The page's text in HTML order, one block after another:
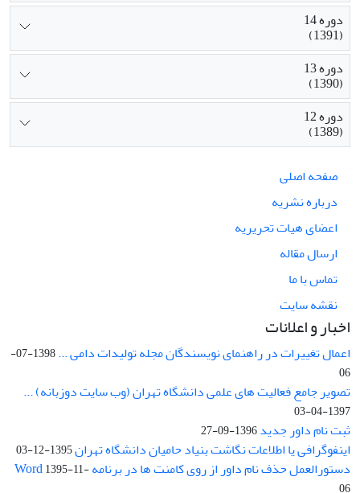
دوره 14
(1391)
دوره 13
(1390)
دوره 12
(1389)
صفحه اصلی
درباره نشریه
اعضای هیات تحریریه
ارسال مقاله
تماس با ما
نقشه سایت
اخبار و اعلانات
اعمال تغییرات در راهنمای نویسندگان مجله تولیدات دامی ...
1398-07-
06
تصویر جامع فعالیت های علمی دانشگاه تهران (وب سایت دوزبانه) ...
1397-04-03
ثبت نام داور جدید1396-09-27
اینفوگرافی یا اطلاعات نگاشت بنیاد حامیان دانشگاه تهران1395-12-03
دستورالعمل حذف نام داور از روی کامنت ها در برنامه Word1395-11-
06